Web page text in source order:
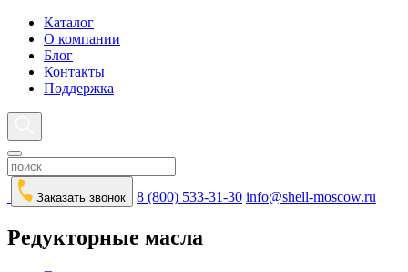
Каталог
О компании
Блог
Контакты
Поддержка
Заказать звонок 8 (800) 533-31-30 info@shell-moscow.ru
Редукторные масла